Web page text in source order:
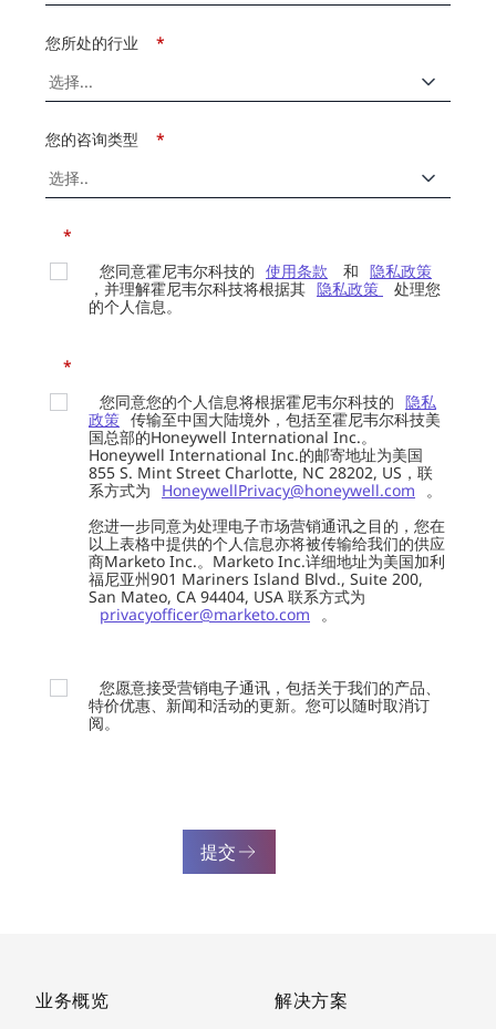
*
您所处的行业
*
您的咨询类型
*
您同意霍尼韦尔科技的 使用条款 和 隐私政策
，并理解霍尼韦尔科技将根据其 隐私政策
处理您
的个人信息。
*
您同意您的个人信息将根据霍尼韦尔科技的 隐私
政策 传输至中国大陆境外，包括至霍尼韦尔科技美
国总部的Honeywell International Inc.。
Honeywell International Inc.的邮寄地址为美国
855 S. Mint Street Charlotte, NC 28202, US，联
系方式为
HoneywellPrivacy@honeywell.com
。
您进一步同意为处理电子市场营销通讯之目的，您在
以上表格中提供的个人信息亦将被传输给我们的供应
商Marketo Inc.。Marketo Inc.详细地址为美国加利
福尼亚州901 Mariners Island Blvd., Suite 200,
San Mateo, CA 94404, USA 联系方式为
privacyofficer@marketo.com
。
您愿意接受营销电子通讯，包括关于我们的产品、
特价优惠、新闻和活动的更新。您可以随时取消订
阅。
提交
业务概览
解决方案